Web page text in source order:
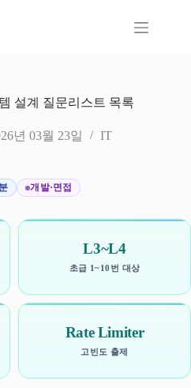
설계 질문리스트 목록
년 03월 23일 IT
개발·면접
L3~L4
초급 1~10번 대상
Rate Limiter
고빈도 출제